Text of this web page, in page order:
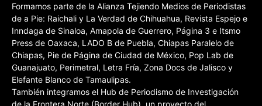
Formamos parte de la Alianza Tejiendo Medios de Periodistas
de a Pie: Raichali y La Verdad de Chihuahua, Revista Espejo e
Inndaga de Sinaloa, Amapola de Guerrero, Página 3 e Itsmo
Press de Oaxaca, LADO B de Puebla, Chiapas Paralelo de
Chiapas, Pie de Página de Ciudad de México, Pop Lab de
Guanajuato, Perimetral, Letra Fría, Zona Docs de Jalisco y
Elefante Blanco de Tamaulipas.
También integramos el Hub de Periodismo de Investigación
de la Frontera Norte (Border Hub), un proyecto del